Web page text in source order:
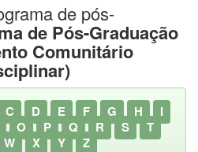
de pós-
de Pós-Graduação
Comunitário
C D E F G H
I
O P Q R S
T
W X Y Z